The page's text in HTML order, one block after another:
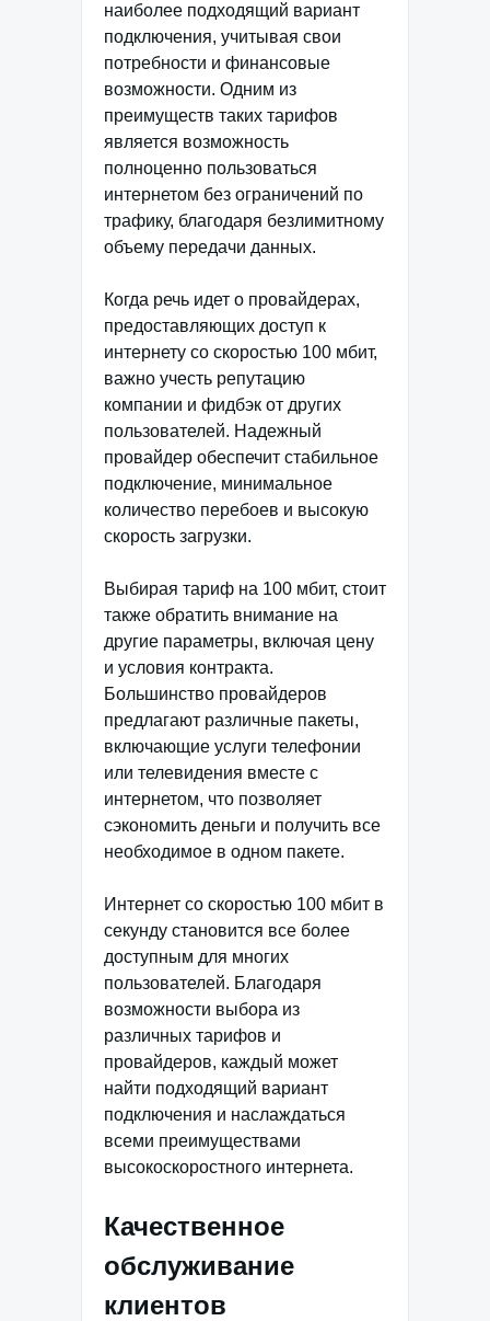
наиболее подходящий вариант
подключения, учитывая свои
потребности и финансовые
возможности. Одним из
преимуществ таких тарифов
является возможность
полноценно пользоваться
интернетом без ограничений по
трафику, благодаря безлимитному
объему передачи данных.
Когда речь идет о провайдерах,
предоставляющих доступ к
интернету со скоростью 100 мбит,
важно учесть репутацию
компании и фидбэк от других
пользователей. Надежный
провайдер обеспечит стабильное
подключение, минимальное
количество перебоев и высокую
скорость загрузки.
Выбирая тариф на 100 мбит, стоит
также обратить внимание на
другие параметры, включая цену
и условия контракта.
Большинство провайдеров
предлагают различные пакеты,
включающие услуги телефонии
или телевидения вместе с
интернетом, что позволяет
сэкономить деньги и получить все
необходимое в одном пакете.
Интернет со скоростью 100 мбит в
секунду становится все более
доступным для многих
пользователей. Благодаря
возможности выбора из
различных тарифов и
провайдеров, каждый может
найти подходящий вариант
подключения и наслаждаться
всеми преимуществами
высокоскоростного интернета.
Качественное
обслуживание
клиентов